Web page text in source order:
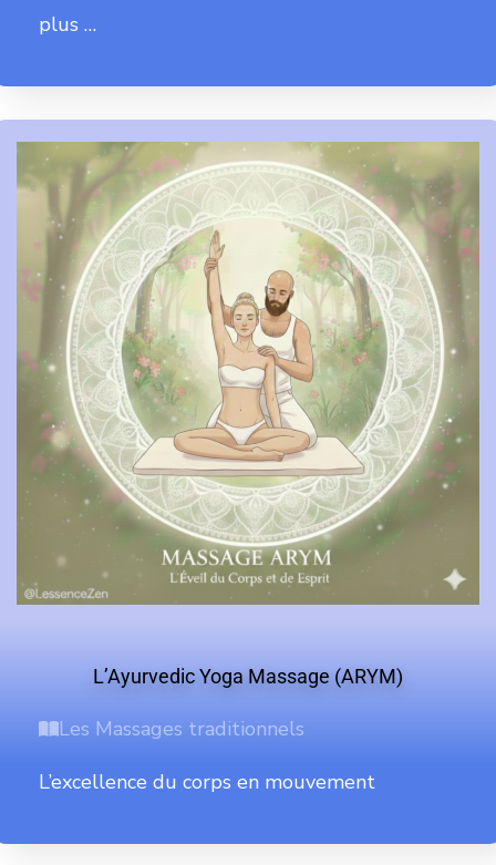
plus …
L’Ayurvedic Yoga Massage (ARYM)
Les Massages traditionnels
L’excellence du corps en mouvement